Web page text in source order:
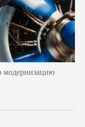
модернизацию